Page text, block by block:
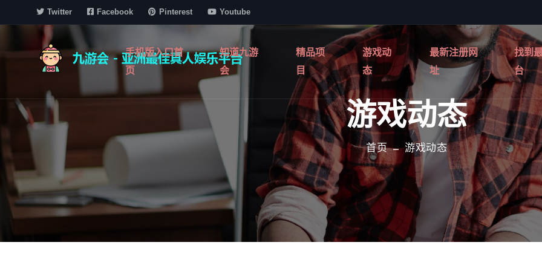
Twitter Facebook Pinterest Youtube
手机版入口首
页
知道九游
会
精品项
目
游戏动
态
最新注册网
址
找到
台
游戏动态
首页 游戏动态